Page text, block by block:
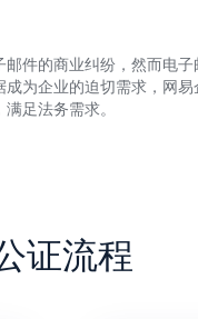
件的商业纠纷，然而电
为企业的迫切需求，网
足法务需求。
证流程